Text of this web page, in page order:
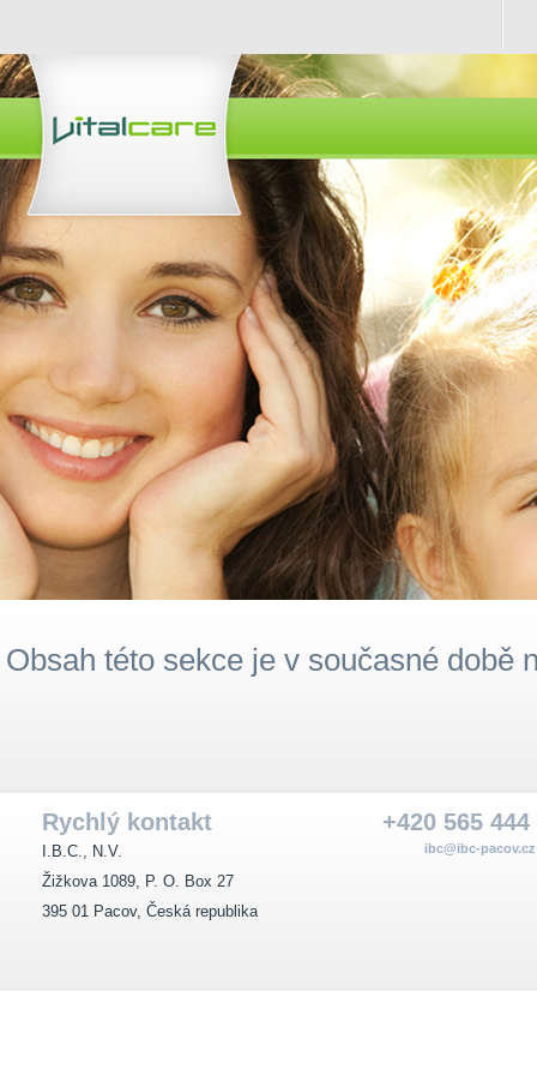
Obsah této sekce je v současné době
Rychlý kontakt
I.B.C., N.V.
Žižkova 1089, P. O. Box 27
395 01 Pacov, Česká republika
+420 565 444
ibc@ibc-pacov.cz